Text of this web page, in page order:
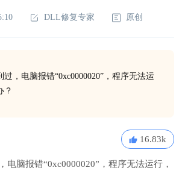
DLL修复专家 原创
，电脑报错“0xc0000020”，程序无法运
？
16.83k
电脑报错“0xc0000020”，程序无法运行，